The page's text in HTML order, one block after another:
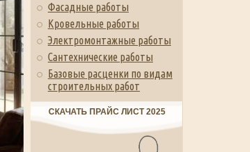
Фасадные работы
Кровельные работы
Электромонтажные работы
Сантехнические работы
Базовые расценки по видам
строительных работ
СКАЧАТЬ ПРАЙС ЛИСТ 2025